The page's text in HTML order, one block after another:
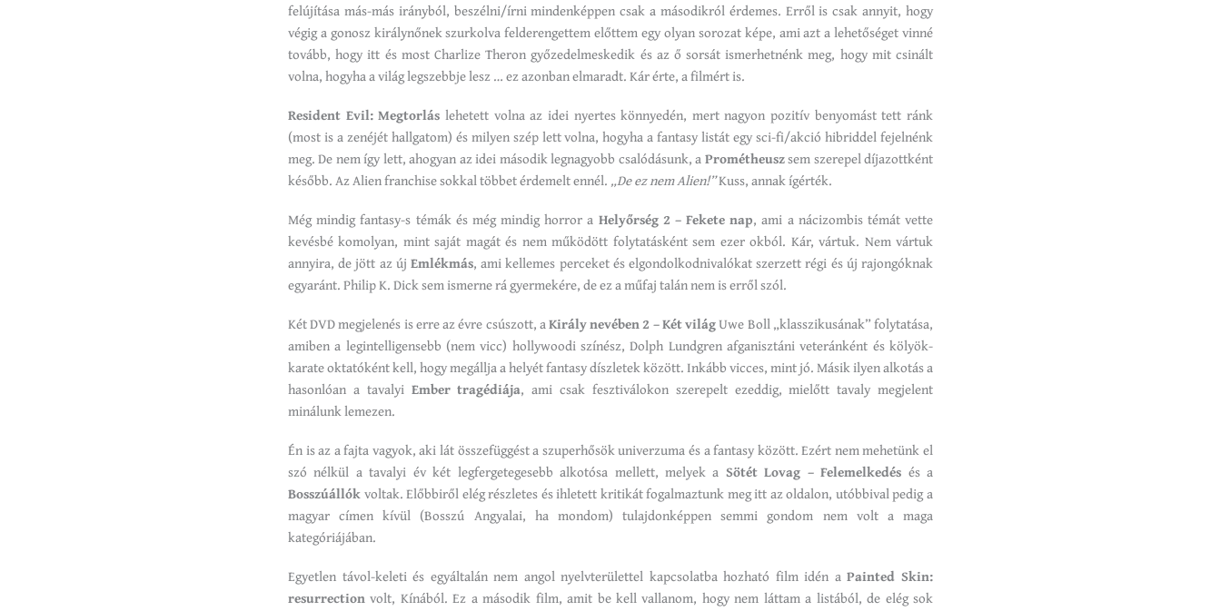
felújítása más-más irányból, beszélni/írni mindenképpen csak a másodikról érdemes. Erről is csak annyit, hogy
végig a gonosz királynőnek szurkolva felderengettem előttem egy olyan sorozat képe, ami azt a lehetőséget vinné
tovább, hogy itt és most Charlize Theron győzedelmeskedik és az ő sorsát ismerhetnénk meg, hogy mit csinált
volna, hogyha a világ legszebbje lesz … ez azonban elmaradt. Kár érte, a filmért is.
Resident Evil: Megtorlás lehetett volna az idei nyertes könnyedén, mert nagyon pozitív benyomást tett ránk
(most is a zenéjét hallgatom) és milyen szép lett volna, hogyha a fantasy listát egy sci-fi/akció hibriddel fejelnénk
meg. De nem így lett, ahogyan az idei második legnagyobb csalódásunk, aPrométheuszsem szerepel díjazottként
később. Az Alien franchise sokkal többet érdemelt ennél. „De ez nem Alien!”Kuss, annak ígérték.
Még mindig fantasy-s témák és még mindig horror a Helyőrség 2 – Fekete nap, ami a nácizombis témát vette
kevésbé komolyan, mint saját magát és nem működött folytatásként sem ezer okból. Kár, vártuk. Nem vártuk
annyira, de jött az új Emlékmás, ami kellemes perceket és elgondolkodnivalókat szerzett régi és új rajongóknak
egyaránt. Philip K. Dick sem ismerne rá gyermekére, de ez a műfaj talán nem is erről szól.
Két DVD megjelenés is erre az évre csúszott, aKirály nevében 2 – Két világUwe Boll „klasszikusának” folytatása,
amiben a legintelligensebb (nem vicc) hollywoodi színész, Dolph Lundgren afganisztáni veteránként és kölyök-
karate oktatóként kell, hogy megállja a helyét fantasy díszletek között. Inkább vicces, mint jó. Másik ilyen alkotás a
hasonlóan a tavalyi Ember tragédiája, ami csak fesztiválokon szerepelt ezeddig, mielőtt tavaly megjelent
minálunk lemezen.
Én is az a fajta vagyok, aki lát összefüggést a szuperhősök univerzuma és a fantasy között. Ezért nem mehetünk el
szó nélkül a tavalyi év két legfergetegesebb alkotósa mellett, melyek a Sötét Lovag – Felemelkedés és a
Bosszúállókvoltak. Előbbiről elég részletes és ihletett kritikát fogalmaztunk meg itt az oldalon, utóbbival pedig a
magyar címen kívül (Bosszú Angyalai, ha mondom) tulajdonképpen semmi gondom nem volt a maga
kategóriájában.
Egyetlen távol-keleti és egyáltalán nem angol nyelvterülettel kapcsolatba hozható film idén aPainted Skin:
resurrection volt, Kínából. Ez a második film, amit be kell vallanom, hogy nem láttam a listából, de elég sok